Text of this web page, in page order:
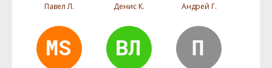
Павел Л. Денис К. Андрей Г.